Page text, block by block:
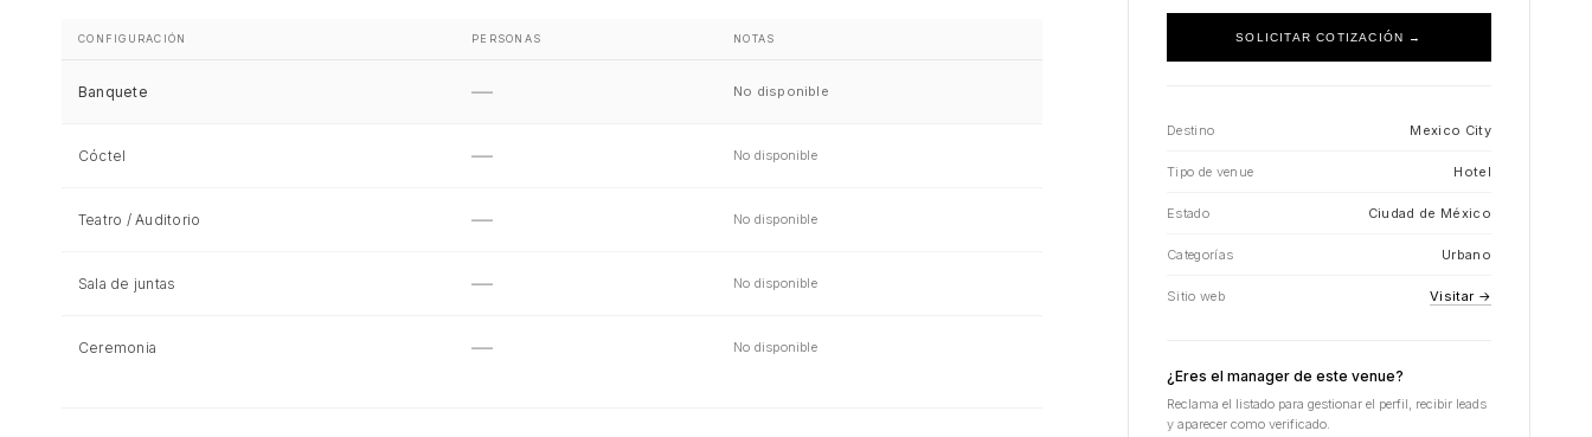
CONFIGURACIÓN PERSONAS NOTAS
Banquete — No disponible
Cóctel — No disponible
Teatro / Auditorio — No disponible
Sala de juntas — No disponible
Ceremonia — No disponible
SOLICITAR COTIZACIÓN →
Destino Mexico City
Tipo de venue Hotel
Estado Ciudad de México
Categorías Urbano
Sitio web Visitar →
¿Eres el manager de este venue?
Reclama el listado para gestionar el perfil, recibir leads
y aparecer como verificado.